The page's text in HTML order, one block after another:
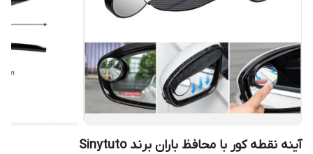
آینه نقطه کور با محافظ باران برند Sinytuto